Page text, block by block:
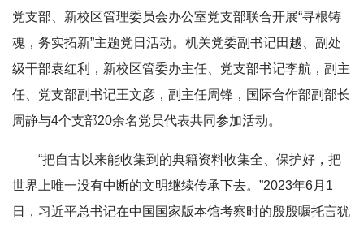
党支部、新校区管理委员会办公室党支部联合开展“寻根铸
魂，务实拓新”主题党日活动。机关党委副书记田越、副处
级干部袁红利，新校区管委办主任、党支部书记李航，副主
任、党支部副书记王文彦，副主任周锋，国际合作部副部长
周静与4个支部20余名党员代表共同参加活动。
“把自古以来能收集到的典籍资料收集全、保护好，把
世界上唯一没有中断的文明继续传承下去。”2023年6月1
日，习近平总书记在中国国家版本馆考察时的殷殷嘱托言犹